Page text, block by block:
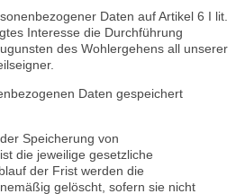
Daten auf Artikel 6 I lit.
Interesse die Durchführung
des Wohlergehens all unserer
Daten gespeichert
Speicherung von
die jeweilige gesetzliche
der Frist werden die
gelöscht, sofern sie nicht